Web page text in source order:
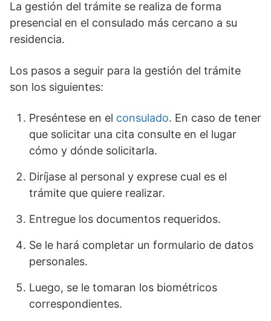
La gestión del trámite se realiza de forma
presencial en el consulado más cercano a su
residencia.
Los pasos a seguir para la gestión del trámite
son los siguientes:
Preséntese en el consulado. En caso de tener
que solicitar una cita consulte en el lugar
cómo y dónde solicitarla.
Diríjase al personal y exprese cual es el
trámite que quiere realizar.
Entregue los documentos requeridos.
Se le hará completar un formulario de datos
personales.
Luego, se le tomaran los biométricos
correspondientes.